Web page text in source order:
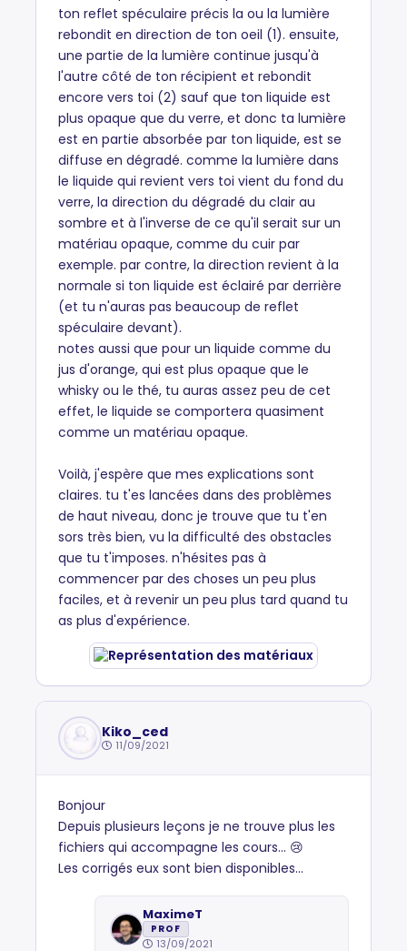
ton reflet spéculaire précis la ou la lumière
rebondit en direction de ton oeil (1). ensuite,
une partie de la lumière continue jusqu'à
l'autre côté de ton récipient et rebondit
encore vers toi (2) sauf que ton liquide est
plus opaque que du verre, et donc ta lumière
est en partie absorbée par ton liquide, est se
diffuse en dégradé. comme la lumière dans
le liquide qui revient vers toi vient du fond du
verre, la direction du dégradé du clair au
sombre et à l'inverse de ce qu'il serait sur un
matériau opaque, comme du cuir par
exemple. par contre, la direction revient à la
normale si ton liquide est éclairé par derrière
(et tu n'auras pas beaucoup de reflet
spéculaire devant).
notes aussi que pour un liquide comme du
jus d'orange, qui est plus opaque que le
whisky ou le thé, tu auras assez peu de cet
effet, le liquide se comportera quasiment
comme un matériau opaque.
Voilà, j'espère que mes explications sont
claires. tu t'es lancées dans des problèmes
de haut niveau, donc je trouve que tu t'en
sors très bien, vu la difficulté des obstacles
que tu t'imposes. n'hésites pas à
commencer par des choses un peu plus
faciles, et à revenir un peu plus tard quand tu
as plus d'expérience.
Kiko_ced
11/09/2021
Bonjour
Depuis plusieurs leçons je ne trouve plus les
fichiers qui accompagne les cours... 😢
Les corrigés eux sont bien disponibles...
MaximeT
PROF
13/09/2021